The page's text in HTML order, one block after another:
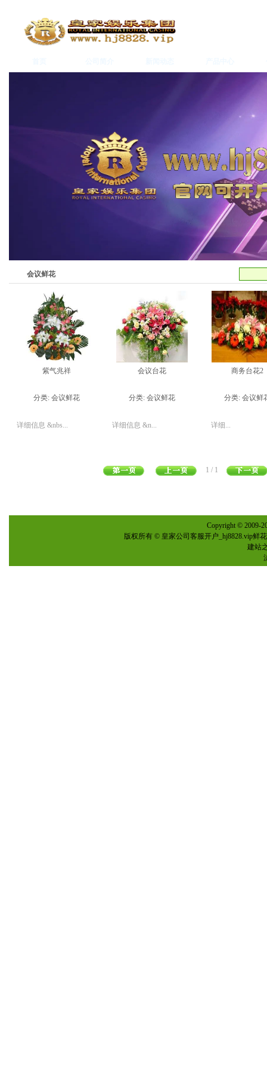
会议鲜花
紫气兆祥
分类: 会议鲜花
详细信息 &nbs...
会议台花
分类: 会议鲜花
详细信息 &n...
商务台花2
分类: 会议鲜
详细...
1 / 1
Copyright © 2009-
版权所有 © 皇家公司客服开户_hj8828.vip鲜
建站